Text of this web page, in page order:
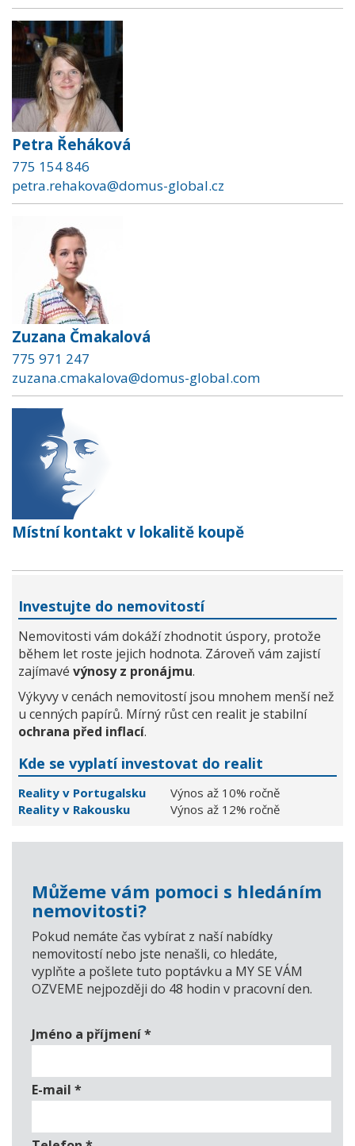
Petra Řeháková
775 154 846
petra.rehakova@domus-global.cz
Zuzana Čmakalová
775 971 247
zuzana.cmakalova@domus-global.com
Místní kontakt v lokalitě koupě
Investujte do nemovitostí
Nemovitosti vám dokáží zhodnotit úspory, protože
během let roste jejich hodnota. Zároveň vám zajistí
zajímavé výnosy z pronájmu.
Výkyvy v cenách nemovitostí jsou mnohem menší než
u cenných papírů. Mírný růst cen realit je stabilní
ochrana před inflací.
Kde se vyplatí investovat do realit
Reality v Portugalsku
Výnos až 10% ročně
Reality v Rakousku
Výnos až 12% ročně
Můžeme vám pomoci s hledáním
nemovitosti?
Pokud nemáte čas vybírat z naší nabídky
nemovitostí nebo jste nenašli, co hledáte,
vyplňte a pošlete tuto poptávku a MY SE VÁM
OZVEME nejpozději do 48 hodin v pracovní den.
Jméno a příjmení*
E-mail *